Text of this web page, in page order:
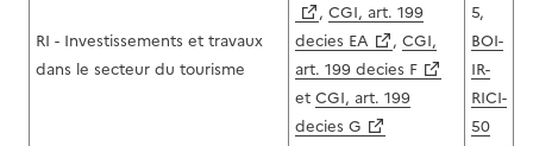
RI - Investissements et travaux
dans le secteur du tourisme
, CGI, art. 199
decies EA
, CGI,
art. 199 decies F
et CGI, art. 199
decies G
5,
BOI-
IR-
RICI-
50